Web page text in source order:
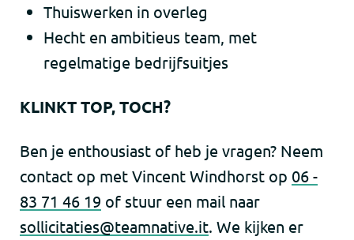
Thuiswerken in overleg
Hecht en ambitieus team, met
regelmatige bedrijfsuitjes
KLINKT TOP, TOCH?
Ben je enthousiast of heb je vragen? Neem
contact op met Vincent Windhorst op 06 -
83 71 46 19 of stuur een mail naar
sollicitaties@teamnative.it. We kijken er